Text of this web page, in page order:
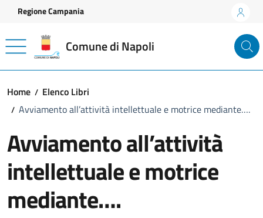
Vai ai contenuti
Vai al footer
Regione Campania
Comune di Napoli
Home
Elenco Libri
Avviamento all’attività intellettuale e motrice mediante….
Avviamento all’attività
intellettuale e motrice
mediante….